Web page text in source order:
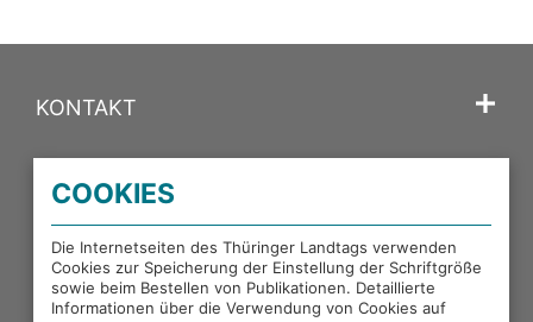
KONTAKT
PORTALE DES THÜRINGER LANDTAGS
EXTERNE LINKS
COOKIES
Die Internetseiten des Thüringer Landtags verwenden
Cookies zur Speicherung der Einstellung der Schriftgröße
sowie beim Bestellen von Publikationen. Detaillierte
Informationen über die Verwendung von Cookies auf